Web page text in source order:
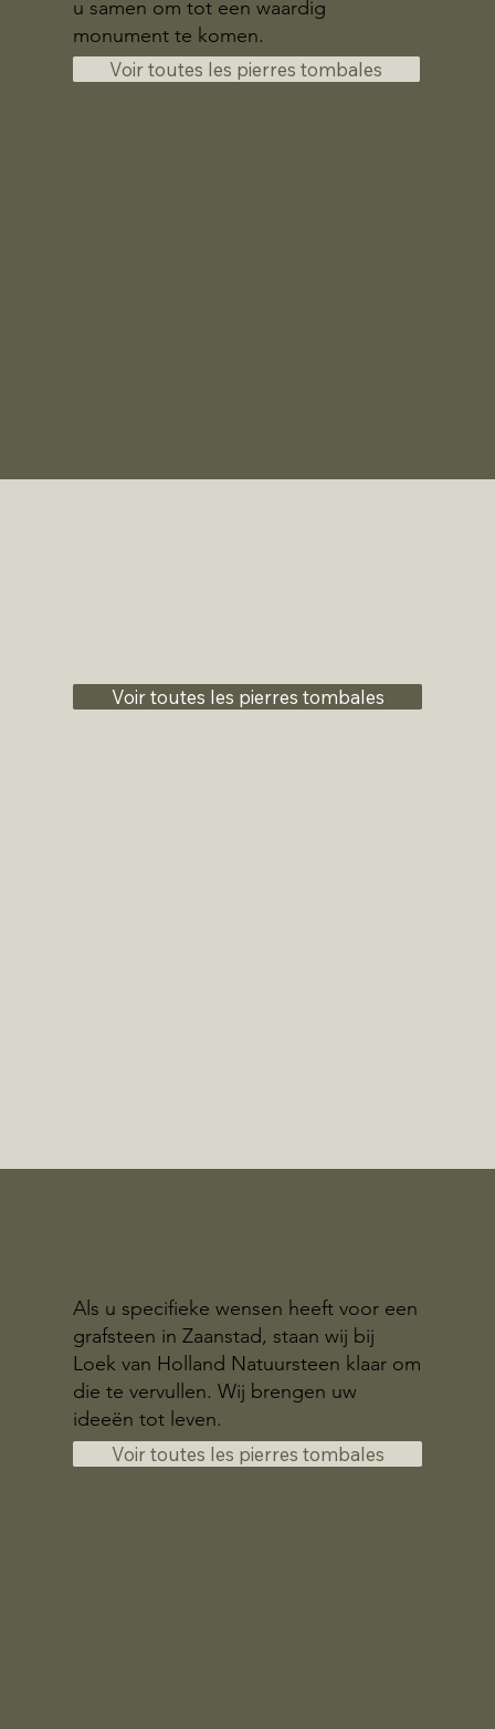
u samen om tot een waardig
monument te komen.
Voir toutes les pierres tombales
Voir toutes les pierres tombales
Als u specifieke wensen heeft voor een
grafsteen in Zaanstad, staan wij bij
Loek van Holland Natuursteen klaar om
die te vervullen. Wij brengen uw
ideeën tot leven.
Voir toutes les pierres tombales